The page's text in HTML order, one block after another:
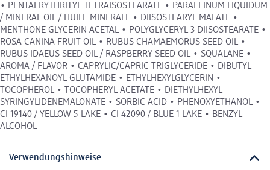
• PENTAERYTHRITYL TETRAISOSTEARATE • PARAFFINUM LIQUIDUM
/ MINERAL OIL / HUILE MINERALE • DIISOSTEARYL MALATE •
MENTHONE GLYCERIN ACETAL • POLYGLYCERYL-3 DIISOSTEARATE •
ROSA CANINA FRUIT OIL • RUBUS CHAMAEMORUS SEED OIL •
RUBUS IDAEUS SEED OIL / RASPBERRY SEED OIL • SQUALANE •
AROMA / FLAVOR • CAPRYLIC/CAPRIC TRIGLYCERIDE • DIBUTYL
ETHYLHEXANOYL GLUTAMIDE • ETHYLHEXYLGLYCERIN •
TOCOPHEROL • TOCOPHERYL ACETATE • DIETHYLHEXYL
SYRINGYLIDENEMALONATE • SORBIC ACID • PHENOXYETHANOL •
CI 19140 / YELLOW 5 LAKE • CI 42090 / BLUE 1 LAKE • BENZYL
ALCOHOL
Verwendungshinweise